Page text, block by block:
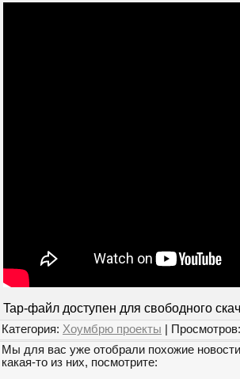
Tap-файл доступен для свободного
Категория: Хоумбрю проекты |
Мы для вас уже отобрали похожие
какая-то из них, посмотрите: